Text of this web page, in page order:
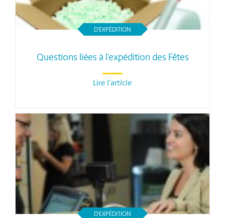
D’EXPÉDITION
Questions liées à l’expédition des Fêtes
Lire l'article
D’EXPÉDITION